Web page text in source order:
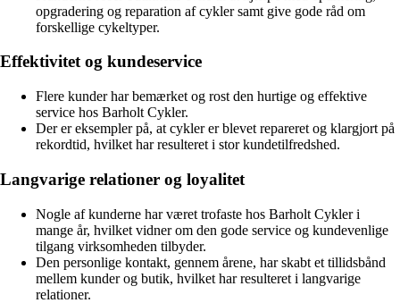
opgradering og reparation af cykler samt give gode råd om
forskellige cykeltyper.
Effektivitet og kundeservice
Flere kunder har bemærket og rost den hurtige og effektive
service hos Barholt Cykler.
Der er eksempler på, at cykler er blevet repareret og klargjort på
rekordtid, hvilket har resulteret i stor kundetilfredshed.
Langvarige relationer og loyalitet
Nogle af kunderne har været trofaste hos Barholt Cykler i
mange år, hvilket vidner om den gode service og kundevenlige
tilgang virksomheden tilbyder.
Den personlige kontakt, gennem årene, har skabt et tillidsbånd
mellem kunder og butik, hvilket har resulteret i langvarige
relationer.